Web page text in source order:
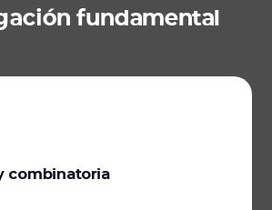
fundamental
combinatoria